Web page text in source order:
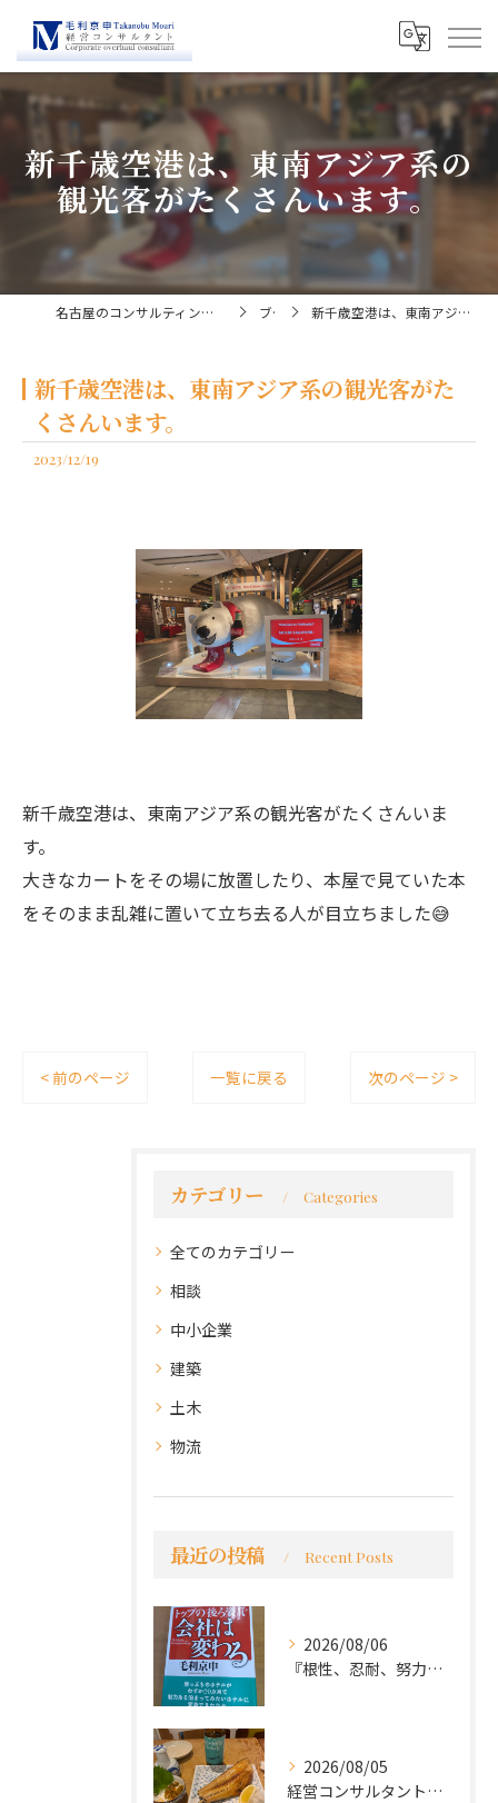
新千歳空港は、東南アジア系の
観光客がたくさんいます。
名古屋のコンサルティングなら経営コンサルタント毛利京申 ブログ 新千歳空港は、東南アジア系の観光客がたくさんいます。
新千歳空港は、東南アジア系の観光客がた
くさんいます。
2023/12/19
新千歳空港は、東南アジア系の観光客がたくさんいま
す。
大きなカートをその場に放置したり、本屋で見ていた本
をそのまま乱雑に置いて立ち去る人が目立ちました😅
< 前のページ 一覧に戻る 次のページ >
カテゴリー Categories
全てのカテゴリー
相談
中小企業
建築
土木
物流
最近の投稿 Recent Posts
2026/08/06
『根性、忍耐、努力という言葉は死語なのか』
2026/08/05
経営コンサルタントのモーちゃん・毛利京申です。